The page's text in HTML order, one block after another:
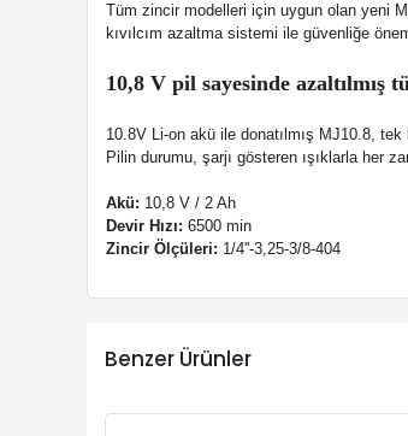
Tüm zincir modelleri için uygun olan yeni
kıvılcım azaltma sistemi ile güvenliğe
10,8 V pil sayesinde azaltılmış
10.8V Li-on akü ile donatılmış MJ10.8,
Pilin durumu, şarjı gösteren ışıklarla her
Akü: 10,8 V / 2 Ah
Devir Hızı: 6500 min
Zincir Ölçüleri: 1/4''-3,25-3/8-404
Benzer Ürünler